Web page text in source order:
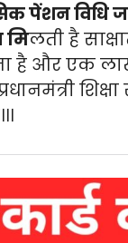
पेंशन विधि
मिलती है
है और एक